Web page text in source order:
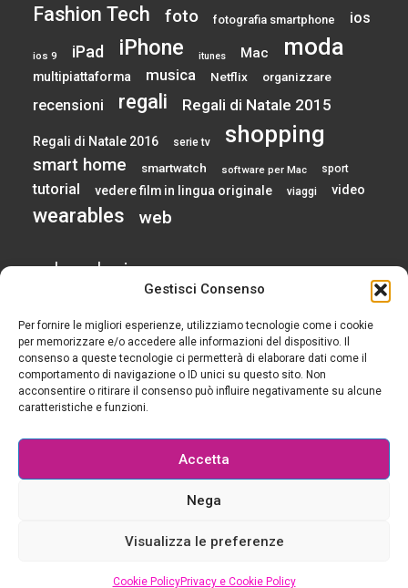
Gestisci Consenso
Per fornire le migliori esperienze, utilizziamo tecnologie come i cookie
per memorizzare e/o accedere alle informazioni del dispositivo. Il
consenso a queste tecnologie ci permetterà di elaborare dati come il
comportamento di navigazione o ID unici su questo sito. Non
acconsentire o ritirare il consenso può influire negativamente su alcune
caratteristiche e funzioni.
Accetta
Nega
Visualizza le preferenze
Cookie PolicyPrivacy e Cookie Policy
Fashion Tech foto fotografia smartphone ios
ios 9 iPad iPhone itunes Mac moda
multipiattaforma musica Netflix organizzare
recensioni regali Regali di Natale 2015
Regali di Natale 2016 serie tv shopping
smart home smartwatch software per Mac sport
tutorial vedere film in lingua originale viaggi video
wearables web
calendario
AGOSTO 2026
L M M G V S
1
2
10
11 12 13 14 15
16
20
© 2015-2025 Tutti i diritti riservati - Geek è chic - Il blog per le ragazze che si rendono